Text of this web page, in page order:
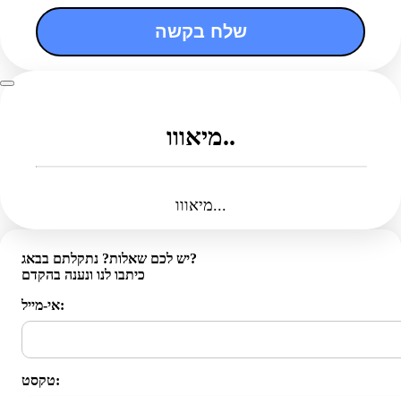
שלח בקשה
מיאווו..
מיאווו...
יש לכם שאלות? נתקלתם בבאג?
כיתבו לנו ונענה בהקדם
אי-מייל:
טקסט: